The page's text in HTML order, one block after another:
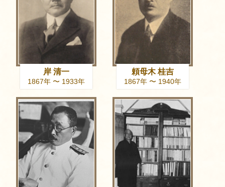
岸 清一
1867年 〜 1933年
頼母木 桂吉
1867年 〜 1940年